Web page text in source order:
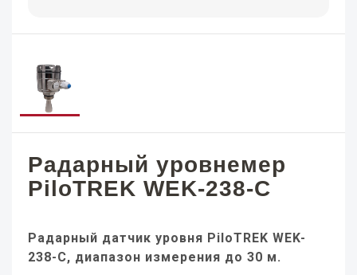
Радарный уровнемер
PiloTREK WEK-238-C
Радарный датчик уровня PiloTREK WEK-
238-C, диапазон измерения до 30 м.